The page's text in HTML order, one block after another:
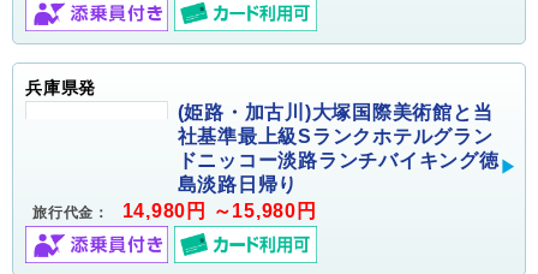
兵庫県発
(姫路・加古川)大塚国際美術館と当
社基準最上級Sランクホテルグラン
ドニッコー淡路ランチバイキング徳
島淡路日帰り
旅行代金： 14,980円 ～15,980円